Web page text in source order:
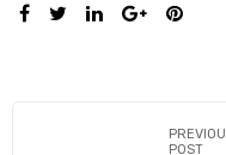
SHARE:
POST